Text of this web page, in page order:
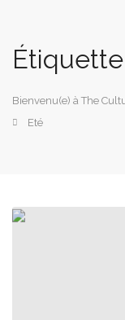
Étiquette
Bienvenu(e) à The
Eté